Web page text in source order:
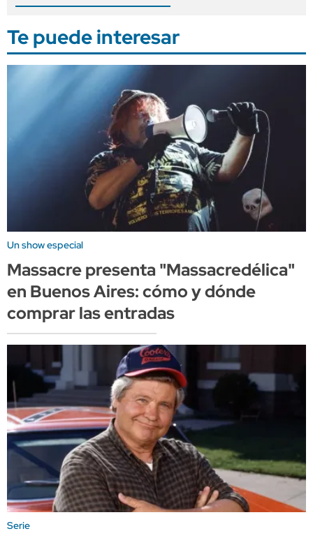
Te puede interesar
Un show especial
Massacre presenta "Massacredélica"
en Buenos Aires: cómo y dónde
comprar las entradas
Serie